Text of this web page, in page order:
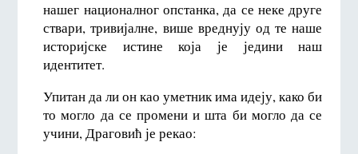
нашег националног опстанка, да се неке друге
ствари, тривијалне, више вреднују од те наше
историјске истине која је једини наш
идентитет.
Упитан да ли он као уметник има идеју, како би
то могло да се промени и шта би могло да се
учини, Драговић је рекао: